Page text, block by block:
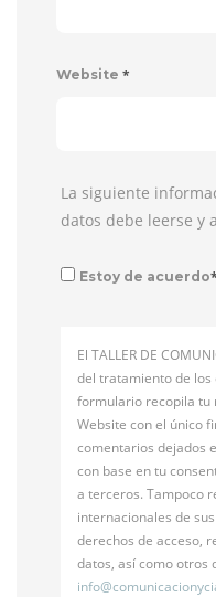
Website *
La siguiente
datos debe leerse y
Estoy de acuerdo*
El TALLER DE
del tratamiento de los
formulario recopila tu
Website con el único
comentarios dejados
con base en tu
a terceros. Tampoco
internacionales de
derechos de acceso,
datos, así como otros
info@